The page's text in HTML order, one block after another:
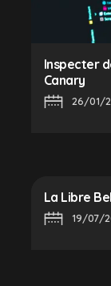
Inspecter
Canary
26/01/
La Libre
19/07/